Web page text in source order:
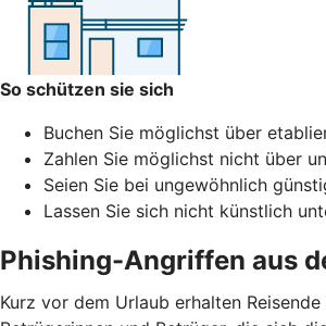
So schützen sie sich
Buchen Sie möglichst über
Zahlen Sie möglichst nicht über
Seien Sie bei ungewöhnlich
Lassen Sie sich nicht künstlich
Phishing-Angriffen aus
Kurz vor dem Urlaub erhalten